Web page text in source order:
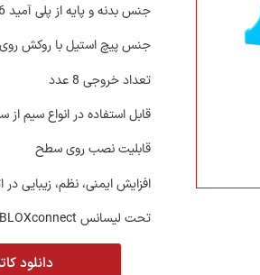
جنس بدنه و پایه از پلی آمید 66
جنس پیچ استیل با روکش
تعداد خروجی 8 عدد
قابل استفاده در انواع سیم از سایز 2.5
قابلیت نصب روی سطح
افزایش ایمنی، نظم، زیبایی
تحت لیسانس BLOXconnect
دانلود
مدیر